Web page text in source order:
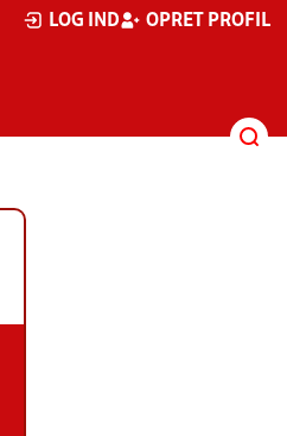
LOG IND OPRET PROFIL